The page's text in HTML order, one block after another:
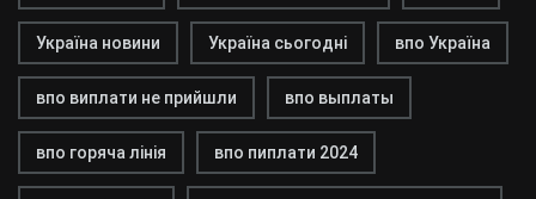
Україна новини Україна сьогодні впо Україна
впо виплати не прийшли впо выплаты
впо горяча лінія впо пиплати 2024